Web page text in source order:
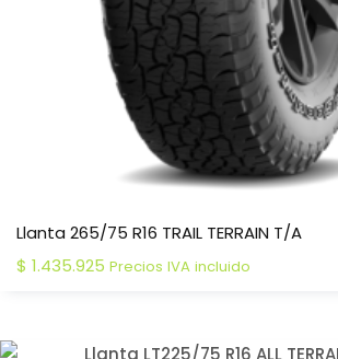
Llanta 265/75 R16 TRAIL TERRAIN T/A
$ 1.435.925 Precios IVA incluido